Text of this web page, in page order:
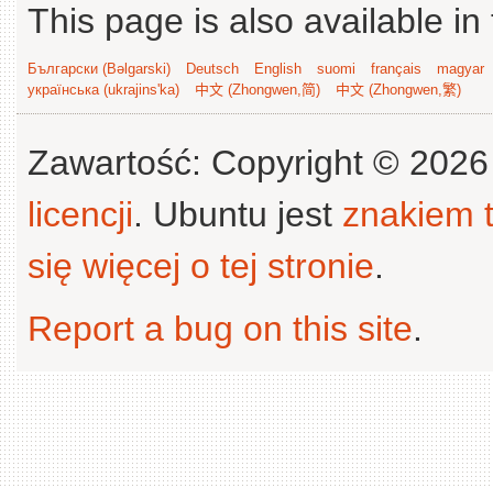
This page is also available
Български (Bəlgarski) Deutsch English suomi français
magyar
українська (ukrajins'ka)
中文 (Zhongwen,简) 中文 (Zhongwen,繁)
Zawartość: Copyright ©
licencji. Ubuntu jest znakiem
się więcej o tej stronie.
Report a bug on this site.